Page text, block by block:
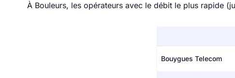
À Bouleurs, les opérateurs avec le débit le plus rapide
Bouygues Telecom